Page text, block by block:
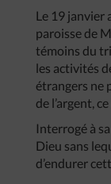
Le 19 janvier
paroisse de
témoins du
les activités
étrangers ne
de l’argent,
Interrogé à
Dieu sans
d’endurer